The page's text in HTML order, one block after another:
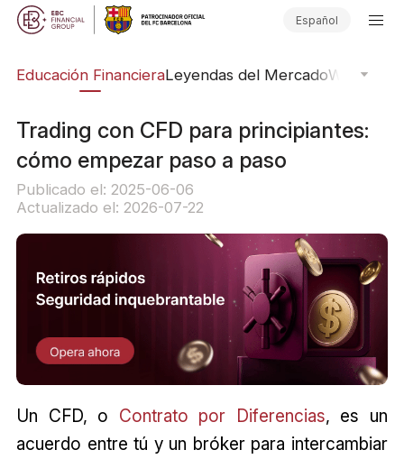
Español
Educación FinancieraLeyendas del MercadoWebinars
Trading con CFD para principiantes:
cómo empezar paso a paso
Publicado el: 2025-06-06
Actualizado el: 2026-07-22
Un CFD, o Contrato por Diferencias, es un
acuerdo entre tú y un bróker para intercambiar